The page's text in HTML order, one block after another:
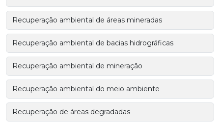
Recuperação ambiental de áreas mineradas
Recuperação ambiental de bacias hidrográficas
Recuperação ambiental de mineração
Recuperação ambiental do meio ambiente
Recuperação de áreas degradadas